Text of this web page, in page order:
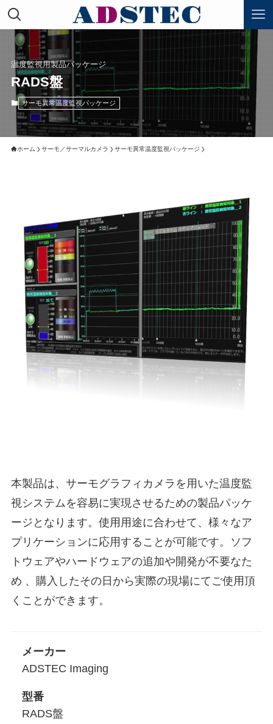
温度監視用製品パッケージ
RADS盤
サーモ異常温度監視パッケージ
ホーム サーモ／サーマルカメラ サーモ異常温度監視パッケージ
本製品は、サーモグラフィカメラを用いた温度監
視システムを容易に実現させるための製品パッケ
ージとなります。使用用途に合わせて、様々なア
プリケーションに応用することが可能です。ソフ
トウェアやハードウェアの追加や開発が不要なた
め 、購入したその日から実際の現場にてご使用頂
くことができます。
メーカー
ADSTEC Imaging
型番
RADS盤